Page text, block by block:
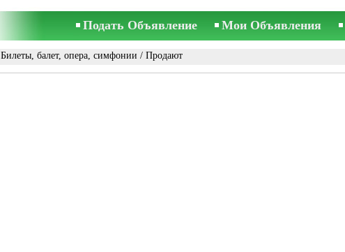
Подать Объявление Мои Объявления
Билеты, балет, опера, симфонии / Продают